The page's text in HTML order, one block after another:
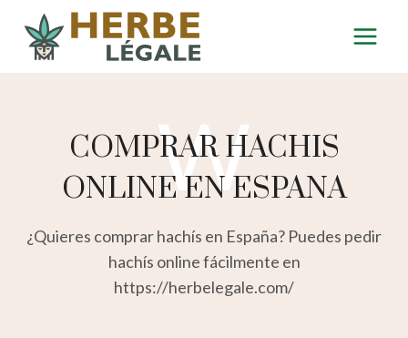
W
COMPRAR HACHIS
ONLINE EN ESPANA
¿Quieres comprar hachís en España? Puedes pedir
hachís online fácilmente en
https://herbelegale.com/